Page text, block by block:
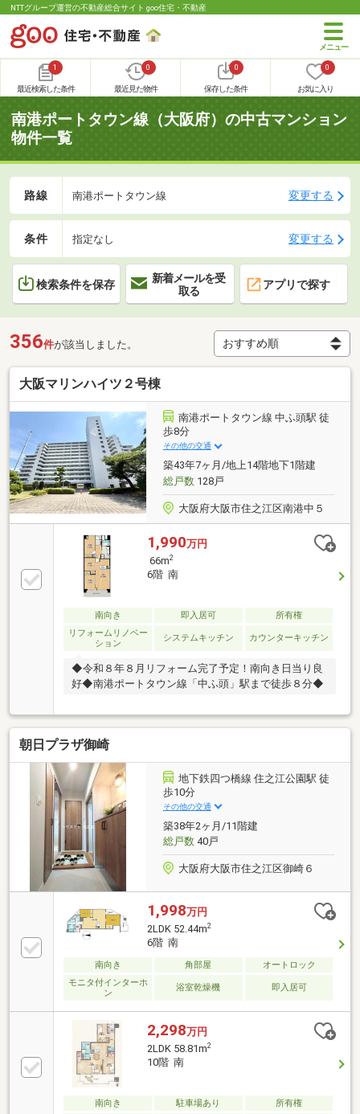
NTTグループ運営の不動産総合サイト goo住宅・不動産
1
最近検索した条件
0
最近見た物件
0
保存した条件
0
お気に入り
南港ポートタウン線（大阪府）の中古マンション
物件一覧
路線 南港ポートタウン線 変更する
条件 指定なし 変更する
検索条件を保存
新着メールを受
取る
アプリで探す
356件が該当しました。
大阪マリンハイツ２号棟
南港ポートタウン線 中ふ頭駅 徒
歩8分
その他の交通
築43年7ヶ月/地上14階地下1階建
総戸数128戸
大阪府大阪市住之江区南港中５
1,990万円
66m2
6階 南
南向き 即入居可
所有権
リフォームリノベー
ション
システムキッチン カウンターキッチン
◆令和８年８月リフォーム完了予定！南向き日当り良
好◆南港ポートタウン線「中ふ頭」駅まで徒歩８分◆
朝日プラザ御崎
地下鉄四つ橋線 住之江公園駅 徒
歩10分
その他の交通
築38年2ヶ月/11階建
総戸数40戸
大阪府大阪市住之江区御崎６
1,998万円
2LDK 52.44m2
6階 南
南向き 角部屋
オートロック
モニタ付インターホ
ン
浴室乾燥機 即入居可
2,298万円
2LDK 58.81m2
10階 南
南向き 駐車場あり
所有権